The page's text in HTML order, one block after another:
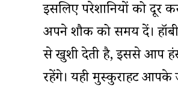
इसलिए परेशानियों को दूर
अपने शौक को समय दें।
से खुशी देती है, इससे आप
रहेंगे। यही मुस्कुराहट आपके